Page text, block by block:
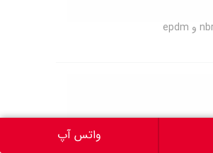
واتس آپ